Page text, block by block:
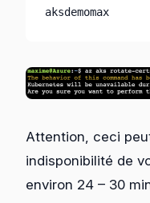
aksdemomax
Attention, ceci
indisponibilité de
environ 24 – 30